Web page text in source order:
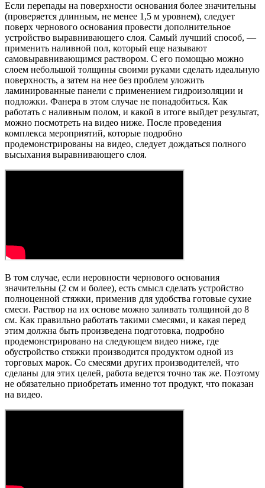
Если перепады на поверхности основания более значительны
(проверяется длинным, не менее 1,5 м уровнем), следует
поверх чернового основания провести дополнительное
устройство выравнивающего слоя. Самый лучший способ, —
применить наливной пол, который еще называют
самовыравнивающимся раствором. С его помощью можно
слоем небольшой толщины своими руками сделать идеальную
поверхность, а затем на нее без проблем уложить
ламинированные панели с применением гидроизоляции и
подложки. Фанера в этом случае не понадобиться. Как
работать с наливным полом, и какой в итоге выйдет результат,
можно посмотреть на видео ниже. После проведения
комплекса мероприятий, которые подробно
продемонстрированы на видео, следует дождаться полного
высыхания выравнивающего слоя.
В том случае, если неровности чернового основания
значительны (2 см и более), есть смысл сделать устройство
полноценной стяжки, применив для удобства готовые сухие
смеси. Раствор на их основе можно заливать толщиной до 8
см. Как правильно работать такими смесями, и какая перед
этим должна быть произведена подготовка, подробно
продемонстрировано на следующем видео ниже, где
обустройство стяжки производится продуктом одной из
торговых марок. Со смесями других производителей, что
сделаны для этих целей, работа ведется точно так же. Поэтому
не обязательно приобретать именно тот продукт, что показан
на видео.